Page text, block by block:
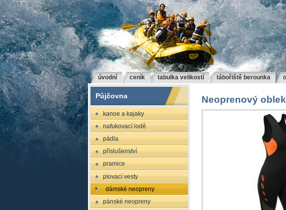
úvodní ceník tabulka velikostí tábořiště berounka
Neoprenový
Půjčovna
kanoe a kajaky
nafukovací lodě
pádla
příslušenství
pramice
plovací vesty
dámské neopreny
pánské neopreny